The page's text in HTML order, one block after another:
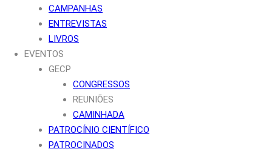
CAMPANHAS
ENTREVISTAS
LIVROS
EVENTOS
GECP
CONGRESSOS
REUNIÕES
CAMINHADA
PATROCÍNIO CIENTÍFICO
PATROCINADOS